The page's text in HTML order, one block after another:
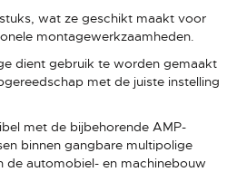
wat ze geschikt maakt voor
montagewerkzaamheden.
dient gebruik te worden gemaakt
met de juiste instelling
met de bijbehorende AMP-
binnen gangbare multipolige
de automobiel- en machinebouw